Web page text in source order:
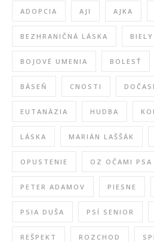
ADOPCIA AJI AJKA
BEZHRANIČNÁ LÁSKA
BOJOVÉ UMENIA BOLESŤ
BÁSEŇ CNOSTI
EUTANÁZIA HUDBA
LÁSKA MARIÁN LAŠŠÁK
OPUSTENIE OZ OČAMI PSA
PETER ADAMOV PIESNE
PSIA DUŠA PSÍ SENIOR
REŠPEKT ROZCHOD